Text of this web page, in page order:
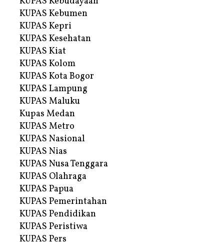
KUPAS Kebumen
KUPAS Kepri
KUPAS Kesehatan
KUPAS Kiat
KUPAS Kolom
KUPAS Kota Bogor
KUPAS Lampung
KUPAS Maluku
Kupas Medan
KUPAS Metro
KUPAS Nasional
KUPAS Nias
KUPAS Nusa Tenggara
KUPAS Olahraga
KUPAS Papua
KUPAS Pemerintahan
KUPAS Pendidikan
KUPAS Peristiwa
KUPAS Pers